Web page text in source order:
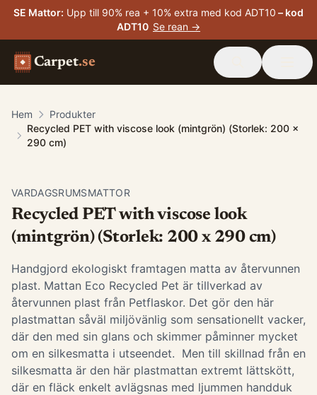
SE Mattor: Upp till 90% rea + 10% extra med kod ADT10 – kod
ADT10 Se rean →
Carpet.se
Hem
Produkter
Recycled PET with viscose look (mintgrön) (Storlek: 200 x
290 cm)
VARDAGSRUMSMATTOR
Recycled PET with viscose look
(mintgrön) (Storlek: 200 x 290 cm)
Handgjord ekologiskt framtagen matta av återvunnen
plast. Mattan Eco Recycled Pet är tillverkad av
återvunnen plast från Petflaskor. Det gör den här
plastmattan såväl miljövänlig som sensationellt vacker,
där den med sin glans och skimmer påminner mycket
om en silkesmatta i utseendet. Men till skillnad från en
silkesmatta är den här plastmattan extremt lättskött,
där en fläck enkelt avlägsnas med ljummen handduk